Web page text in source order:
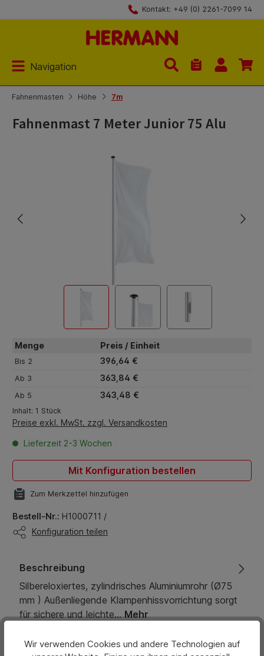
Kontakt: +49 (0) 2261-7099 14
Navigation
Du hast 0
Fahnenmasten Höhe 7m
Fahnenmast 7 Meter Junior 75 Alu
Bildergalerie überspringen
Menge Preis / Einheit
Bis 2 396,64 €
Ab 3 363,84 €
Ab 5 343,48 €
Inhalt: 1 Stück
Preise exkl. MwSt. zzgl. Versandkosten
Lieferzeit 2-3 Wochen
Mit Konfiguration bestellen
Zum Merkzettel hinzufügen
Bestell-Nr.: H1000711 /
Konfiguration teilen
Beschreibung
Silbereloxiertes, zylindrisches Aluminiumrohr (Ø75
mm ) Außenliegende Klampenhissvorrichtung sorgt
für sichere und leichte…Mehr
Eigenschaften
Wir verwenden Cookies und andere Technologien auf